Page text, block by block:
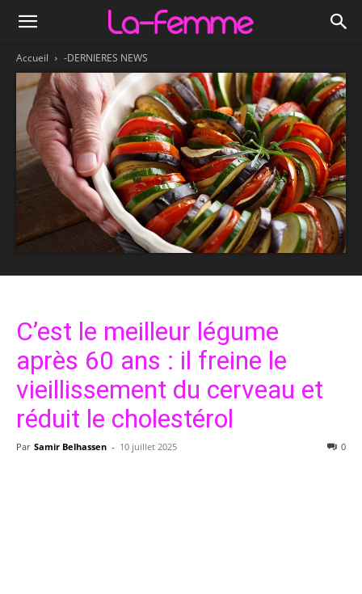
Accueil -DERNIERES NEWS
C’est le meilleur légume
après 60 ans : il freine le
vieillissement du cerveau et
réduit le cholestérol
Par Samir Belhassen - 10 juillet 2025 0